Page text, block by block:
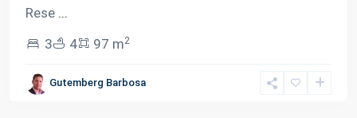
Rese ...
3
4 97 m2
Gutemberg Barbosa
Tarumã,